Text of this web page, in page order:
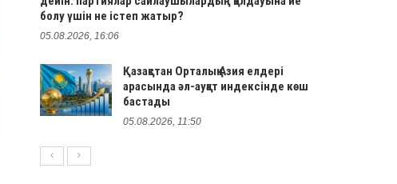
болу үшін не істеп жатыр?
05.08.2026, 16:06
Қазақстан Орталық Азия елдері
арасында әл-ауқат индексінде көш
бастады
05.08.2026, 11:50